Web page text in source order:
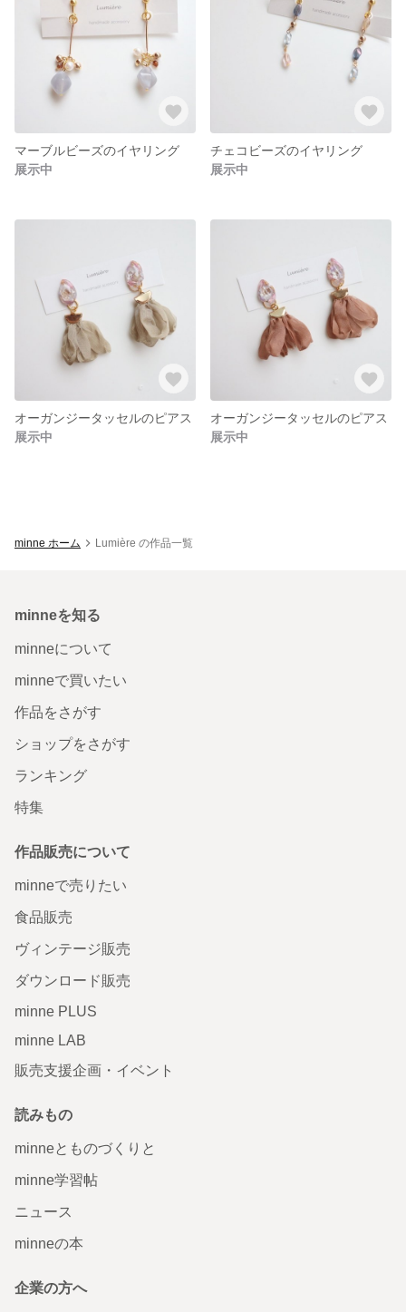
マーブルビーズのイヤリング
展示中
チェコビーズのイヤリング
展示中
オーガンジータッセルのピアス
展示中
オーガンジータッセルのピアス
展示中
minne ホーム Lumière の作品一覧
minneを知る
minneについて
minneで買いたい
作品をさがす
ショップをさがす
ランキング
特集
作品販売について
minneで売りたい
食品販売
ヴィンテージ販売
ダウンロード販売
minne PLUS
minne LAB
販売支援企画・イベント
読みもの
minneとものづくりと
minne学習帖
ニュース
minneの本
企業の方へ